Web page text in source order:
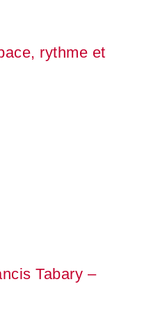
rythme et
Tabary –